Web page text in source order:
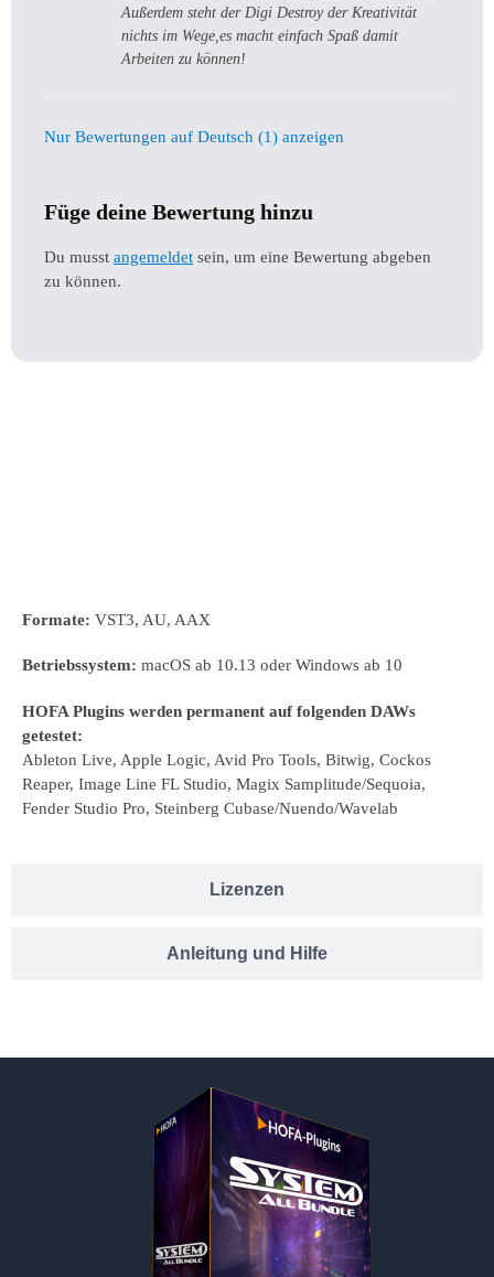
Außerdem steht der Digi Destroy der Kreativität
nichts im Wege,es macht einfach Spaß damit
Arbeiten zu können!
Nur Bewertungen auf Deutsch (1) anzeigen
Füge deine Bewertung hinzu
Du musst angemeldet sein, um eine Bewertung abgeben
zu können.
Lizenzen
Anleitung und Hilfe
Formate: VST3, AU, AAX
Betriebssystem: macOS ab 10.13 oder Windows ab 10
HOFA Plugins werden permanent auf folgenden DAWs
getestet:
Ableton Live, Apple Logic, Avid Pro Tools, Bitwig, Cockos
Reaper, Image Line FL Studio, Magix Samplitude/Sequoia,
Fender Studio Pro, Steinberg Cubase/Nuendo/Wavelab